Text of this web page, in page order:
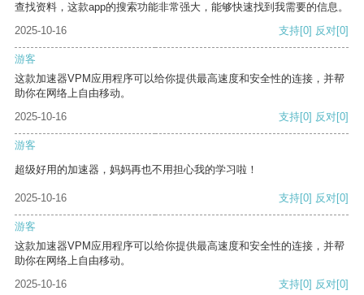
查找资料，这款app的搜索功能非常强大，能够快速找到我需要的信息。
2025-10-16
支持[0] 反对[0]
游客
这款加速器VPM应用程序可以给你提供最高速度和安全性的连接，并帮
助你在网络上自由移动。
2025-10-16
支持[0] 反对[0]
游客
超级好用的加速器，妈妈再也不用担心我的学习啦！
2025-10-16 支持[0] 反对[0]
游客
这款加速器VPM应用程序可以给你提供最高速度和安全性的连接，并帮
助你在网络上自由移动。
2025-10-16
支持[0] 反对[0]